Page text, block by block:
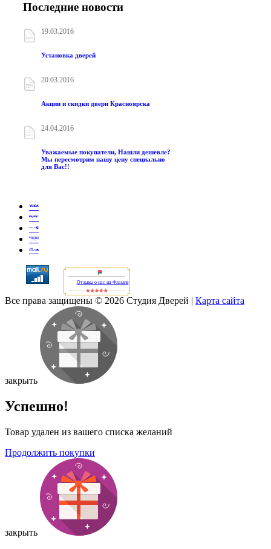
Последние новости
19.03.2016
Установка дверей
20.03.2016
Акции и скидки двери Красноярска
24.04.2016
Уважаемые покупатели, Нашли дешевле?
Мы пересмотрим нашу цену специально
для Вас!!
Отзывы о нас на Флампе
Все права защищены © 2026 Студия Дверей | Карта сайта
закрыть
Успешно!
Товар удален из вашего списка желаний
Продолжить покупки
закрыть